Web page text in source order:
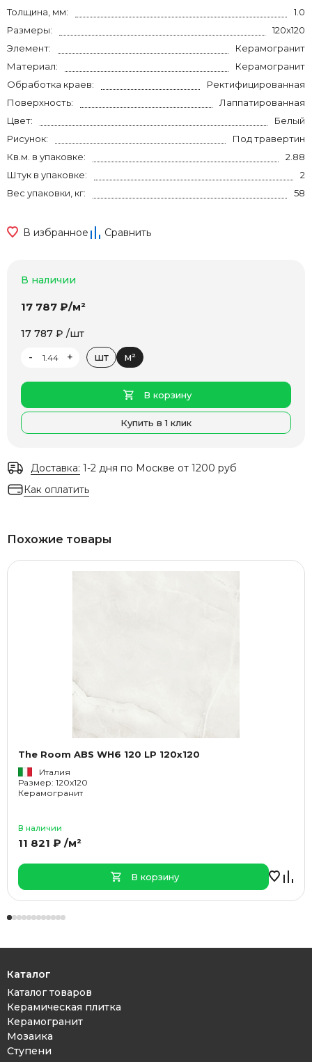
Толщина, мм:
1.0
Размеры:
120x120
Элемент:
Керамогранит
Материал:
Керамогранит
Обработка краев:
Ректифицированная
Поверхность:
Лаппатированная
Цвет:
Белый
Рисунок:
Под травертин
Кв.м. в упаковке:
2.88
Штук в упаковке:
2
Вес упаковки, кг:
58
В избранное Сравнить
В наличии
17 787 ₽/м²
17 787 ₽ /шт
-
+ шт м²
В корзину
Купить в 1 клик
Доставка: 1-2 дня по Москве от 1200 руб
Как оплатить
Похожие товары
The Room ABS WH6 120 LP 120x120
Италия
Размер: 120x120
Керамогранит
В наличии
11 821 ₽ /м²
В корзину
Каталог
Каталог товаров
Керамическая плитка
Керамогранит
Мозаика
Ступени